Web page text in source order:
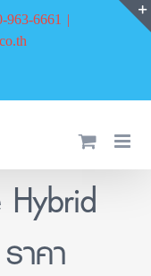
963-6661 |
าคา